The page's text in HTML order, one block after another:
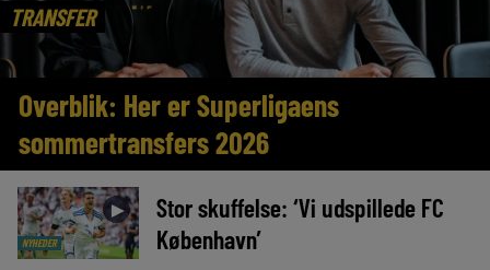
TRANSFER
Overblik: Her er Superligaens
sommertransfers 2026
NYHEDER
►
Stor skuffelse: ‘Vi udspillede FC
København’